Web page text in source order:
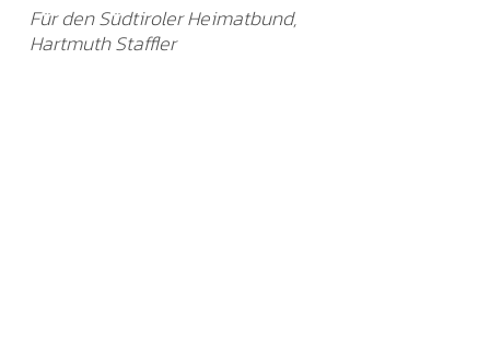
Für den Südtiroler Heimatbund,
Hartmuth Staffler